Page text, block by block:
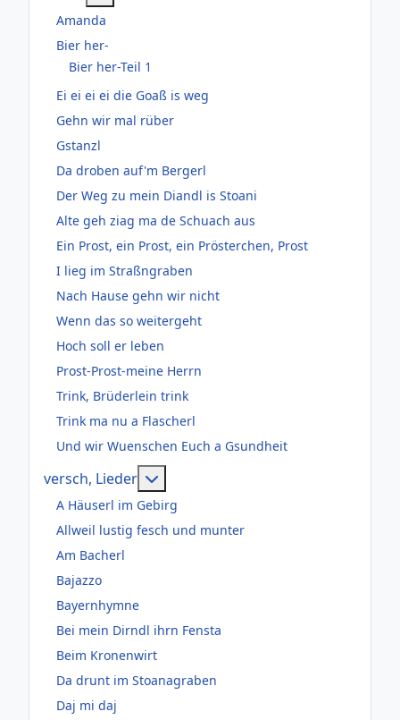
Amanda
Bier her-
Bier her-Teil 1
Ei ei ei ei die Goaß is weg
Gehn wir mal rüber
Gstanzl
Da droben auf'm Bergerl
Der Weg zu mein Diandl is Stoani
Alte geh ziag ma de Schuach aus
Ein Prost, ein Prost, ein Prösterchen, Prost
I lieg im Straßngraben
Nach Hause gehn wir nicht
Wenn das so weitergeht
Hoch soll er leben
Prost-Prost-meine Herrn
Trink, Brüderlein trink
Trink ma nu a Flascherl
Und wir Wuenschen Euch a Gsundheit
versch, Lieder
A Häuserl im Gebirg
Allweil lustig fesch und munter
Am Bacherl
Bajazzo
Bayernhymne
Bei mein Dirndl ihrn Fensta
Beim Kronenwirt
Da drunt im Stoanagraben
Daj mi daj